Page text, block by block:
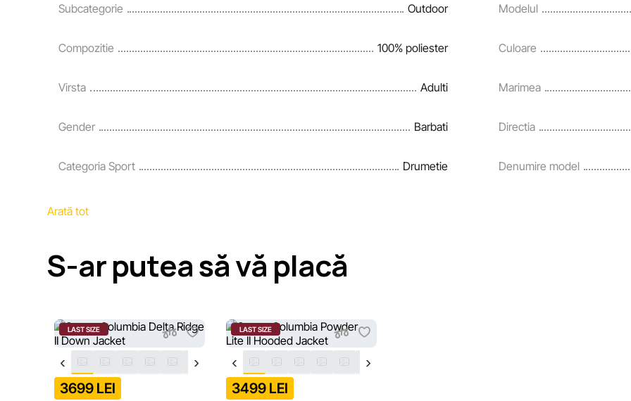
Subcategorie Outdoor Modelul
Compozitie 100% poliester Culoare
Virsta Adulti Marimea
Gender Barbati Directia
Categoria Sport Drumetie Denumire model
Arată tot
S-ar putea să vă placă
LAST SIZE
3699 LEI
LAST SIZE
3499 LEI